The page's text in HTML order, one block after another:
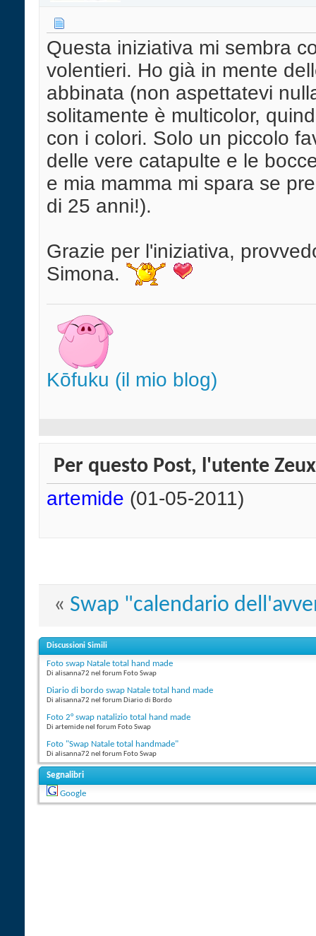
Questa iniziativa mi sembra
volentieri. Ho già in mente
abbinata (non aspettatevi
solitamente è multicolor,
con i colori. Solo un piccolo
delle vere catapulte e le
e mia mamma mi spara se
di 25 anni!).
Grazie per l'iniziativa,
Simona.
Kōfuku (il mio blog)
Per questo Post, l'utente
artemide (01-05-2011)
« Swap "calendario
Discussioni Simili
Foto swap Natale total hand made
Di alisanna72 nel forum Foto Swap
Diario di bordo swap Natale total hand made
Di alisanna72 nel forum Diario di Bordo
Foto 2° swap natalizio total hand made
Di artemide nel forum Foto Swap
Foto "Swap Natale total handmade"
Di alisanna72 nel forum Foto Swap
Segnalibri
Google